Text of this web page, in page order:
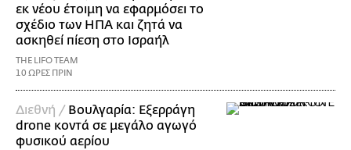
εκ νέου έτοιμη να εφαρμόσει το
σχέδιο των ΗΠΑ και ζητά να
ασκηθεί πίεση στο Ισραήλ
THE LIFO TEAM
10 ΩΡΕΣ ΠΡΙΝ
Διεθνή / Βουλγαρία: Εξερράγη
drone κοντά σε μεγάλο αγωγό
φυσικού αερίου